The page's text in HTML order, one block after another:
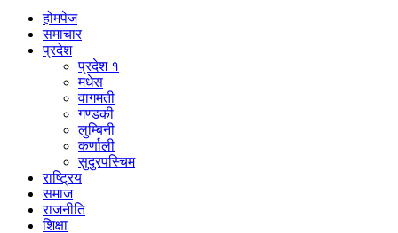
होमपेज
समाचार
प्रदेश
प्रदेश १
मधेस
वागमती
गण्डकी
लुम्बिनी
कर्णाली
सुदुरपस्चिम
राष्ट्रिय
समाज
राजनीति
शिक्षा